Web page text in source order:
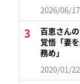
2026/06/
百恵さん
覚悟「妻
務め」
2020/01/